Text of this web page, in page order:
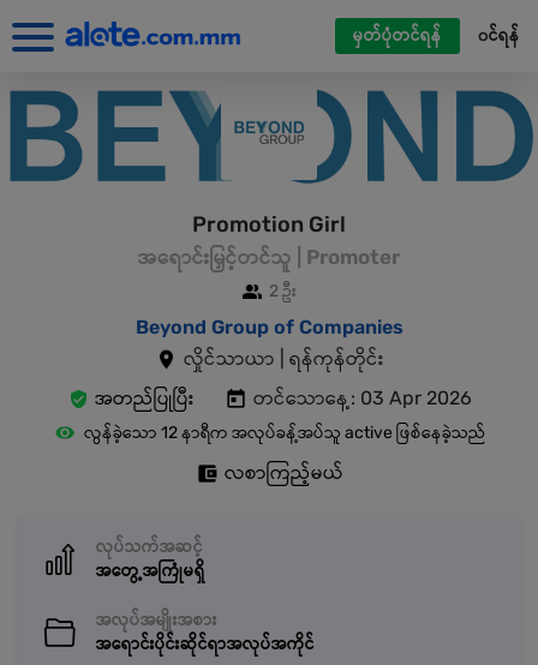
မှတ်ပုံတင်ရန် ၀င်ရန်
Promotion Girl
အရောင်းမြှင့်တင်သူ | Promoter
2 ဦး
Beyond Group of Companies
လှိုင်သာယာ | ရန်ကုန်တိုင်း
အတည်ပြုပြီး
တင်သောနေ့: 03 Apr 2026
လွန်ခဲ့သော 12 နာရီက အလုပ်ခန့်အပ်သူ active ဖြစ်နေခဲ့သည်
လစာကြည့်မယ်
လုပ်သက်အဆင့်
အတွေ့အကြုံမရှိ
အလုပ်အမျိုးအစား
အရောင်းပိုင်းဆိုင်ရာအလုပ်အကိုင်